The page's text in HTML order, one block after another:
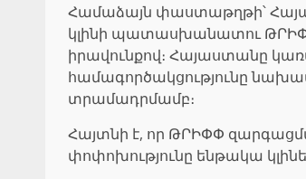
Համաձայն փաստաթղթի՝
կլինի պատասխանատու
իրավունքով։ Հայաստանը
համագործակցությունը
տրամադրմամբ։
Հայտնի է, որ ԹՐԻՓՓ
փոփոխությունը ենթակա